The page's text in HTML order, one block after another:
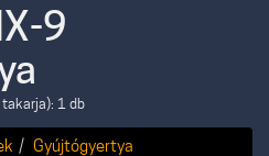
9
1 db
Gyújtógyertya